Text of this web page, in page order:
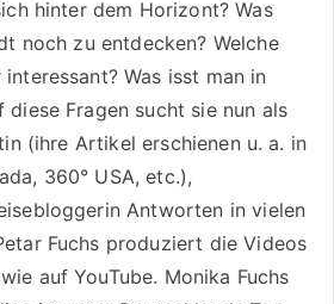
hinter dem Horizont? Was
noch zu entdecken? Welche
Was isst man in
diese Fragen sucht sie nun als
(ihre Artikel erschienen u. a. in
360° USA, etc.),
Antworten in vielen
Fuchs produziert die Videos
aufYouTube. Monika Fuchs